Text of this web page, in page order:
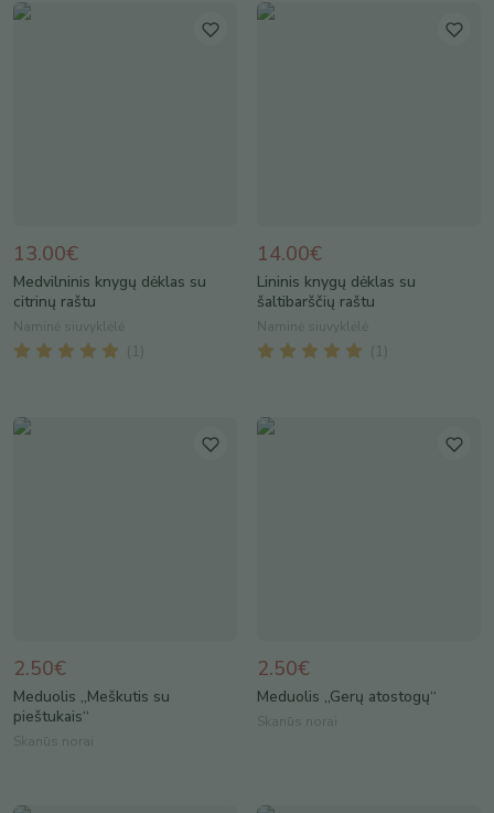
13.00€
Medvilninis knygų dėklas su
citrinų raštu
Naminė siuvyklėlė
( 1
14.00€
Lininis knygų dėklas su
šaltibarščių raštu
Naminė siuvyklėlė
( 1
2.50€
Meduolis „Meškutis su
pieštukais“
Skanūs norai
2.50€
Meduolis „Gerų atostogų“
Skanūs norai